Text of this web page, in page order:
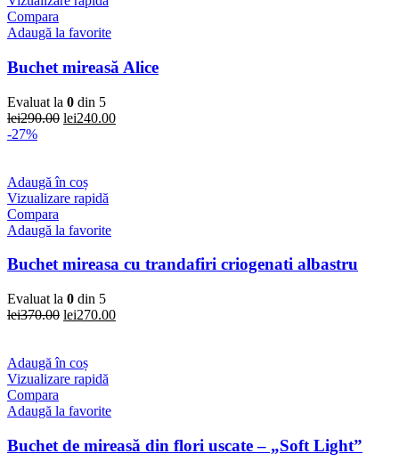
Compara
Adaugă la favorite
Buchet mireasă Alice
Evaluat la 0 din 5
lei290.00 Prețul
lei290.00.
lei240.00Prețul
-27%
Adaugă în coș
Vizualizare rapidă
Compara
Adaugă la favorite
Buchet mireasa cu trandafiri criogenati albastru
Evaluat la 0 din 5
lei370.00 Prețul
fost:
lei370.00.
lei270.00Prețul
Adaugă în coș
Vizualizare rapidă
Compara
Adaugă la favorite
Buchet de mireasă din flori uscate – „Soft Light”